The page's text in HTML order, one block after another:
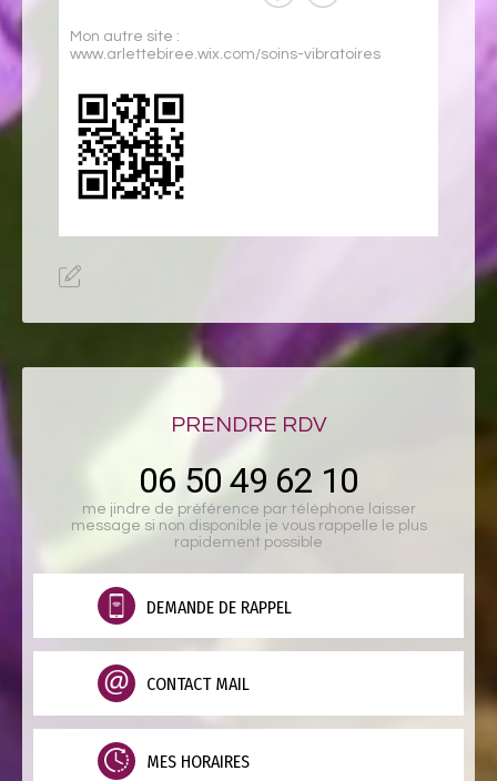
Mon autre site :
www.arlettebiree.wix.com/soins-vibratoires
PRENDRE RDV
06 50 49 62 10
me jindre de préférence par téléphone laisser
message si non disponible je vous rappelle le plus
rapidement possible
DEMANDE DE RAPPEL
CONTACT MAIL
MES HORAIRES